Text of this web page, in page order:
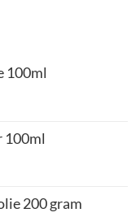
100ml
100ml
200 gram